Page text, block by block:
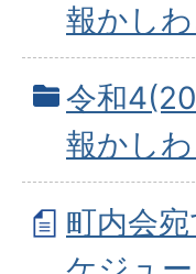
報かしわ
令和
報かしわ
町内会